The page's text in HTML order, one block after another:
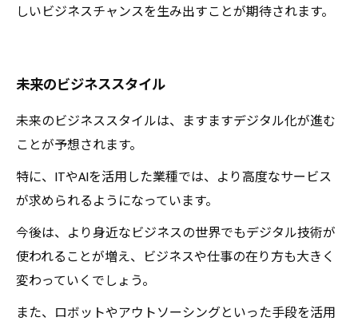
しいビジネスチャンスを生み出すことが期待されます。
未来のビジネススタイル
未来のビジネススタイルは、ますますデジタル化が進む
ことが予想されます。
特に、ITやAIを活用した業種では、より高度なサービス
が求められるようになっています。
今後は、より身近なビジネスの世界でもデジタル技術が
使われることが増え、ビジネスや仕事の在り方も大きく
変わっていくでしょう。
また、ロボットやアウトソーシングといった手段を活用